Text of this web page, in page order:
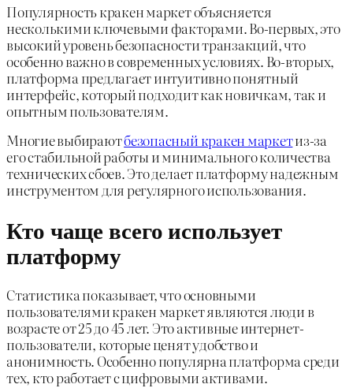
Популярность кракен маркет объясняется
несколькими ключевыми факторами. Во-первых, это
высокий уровень безопасности транзакций, что
особенно важно в современных условиях. Во-вторых,
платформа предлагает интуитивно понятный
интерфейс, который подходит как новичкам, так и
опытным пользователям.
Многие выбираютбезопасный кракен маркетиз-за
его стабильной работы и минимального количества
технических сбоев. Это делает платформу надежным
инструментом для регулярного использования.
Кто чаще всего использует
платформу
Статистика показывает, что основными
пользователями кракен маркет являются люди в
возрасте от 25 до 45 лет. Это активные интернет-
пользователи, которые ценят удобство и
анонимность. Особенно популярна платформа среди
тех, кто работает с цифровыми активами.